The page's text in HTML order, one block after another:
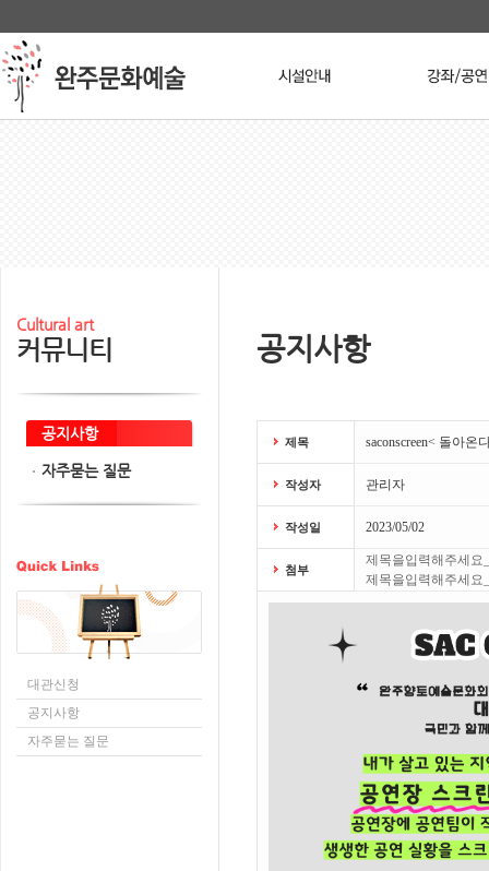
Cultural art
커뮤니티
공지사항
자주묻는 질문
대관신청
공지사항
자주묻는 질문
공지사항
제목 saconscreen< 돌아온
작성자 관리자
작성일 2023/05/02
첨부
제목을입력해주세요
제목을입력해주세요